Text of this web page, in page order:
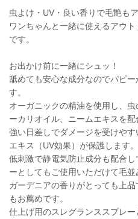
虫よけ・UV・良い香りで毛艶もア
ワンちゃんと一緒に使えるアウ
です。
お出かけ前に一緒にシュッ！
舐めても安心な成分なのでパピ
す。
オーガニックの精油を使用し、
ーカリオイル、ニームエキスを配
強い日差しでダメージを受けや
エキス（UV効果）が保護します。
低刺激で静電気防止成分も配合
ーとしてもご使用いただけて毛並
ガーデニアの香りがとっても上
もお薦めです。
仕上げ用のスレグランススプレ